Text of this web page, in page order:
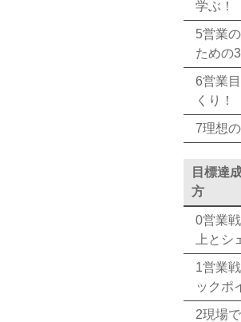
学ぶ！
5営業
ための
6営業
くり！
7理想
目標達
方
0営業
上と
1営業
ックポ
2現場